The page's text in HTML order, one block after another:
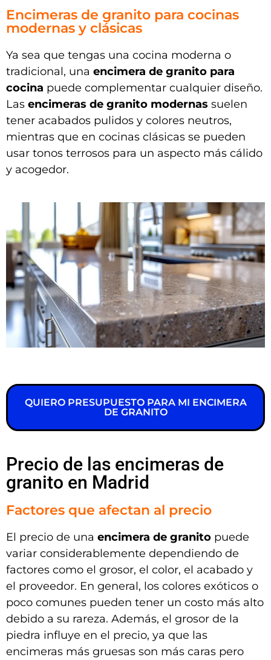
Encimeras de granito para cocinas
modernas y clásicas
Ya sea que tengas una cocina moderna o
tradicional, una encimera de granito para
cocina puede complementar cualquier diseño.
Las encimeras de granito modernas suelen
tener acabados pulidos y colores neutros,
mientras que en cocinas clásicas se pueden
usar tonos terrosos para un aspecto más cálido
y acogedor.
QUIERO PRESUPUESTO PARA MI ENCIMERA
DE GRANITO
Precio de las encimeras de
granito en Madrid
Factores que afectan al precio
El precio de una encimera de granito puede
variar considerablemente dependiendo de
factores como el grosor, el color, el acabado y
el proveedor. En general, los colores exóticos o
poco comunes pueden tener un costo más alto
debido a su rareza. Además, el grosor de la
piedra influye en el precio, ya que las
encimeras más gruesas son más caras pero